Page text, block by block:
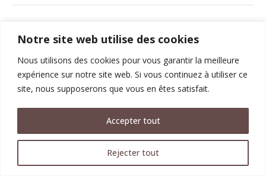
Notre site web utilise des cookies
Nous utilisons des cookies pour vous garantir la meilleure
expérience sur notre site web. Si vous continuez à utiliser ce
site, nous supposerons que vous en êtes satisfait.
Rejecter tout
Accepter tout
KOSTA-ELIA © 2017-2024. Tous les droits sont réservés. |
légales
Design byAnektimito.gr